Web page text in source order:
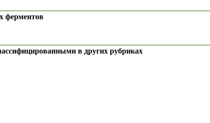
ферментов
в других рубриках